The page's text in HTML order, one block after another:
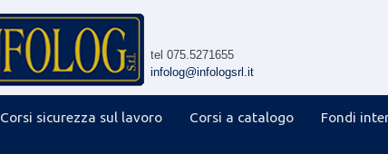
tel 075.5271655
infolog@infologsrl.it
Corsi sicurezza sul lavoro Corsi a catalogo Fondi